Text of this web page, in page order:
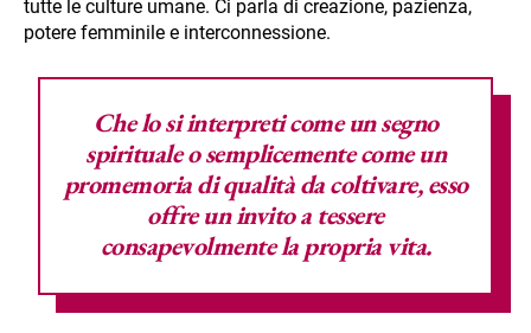
tutte le culture umane. Ci parla di creazione, pazienza,
potere femminile e interconnessione.
Che lo si interpreti come un segno
spirituale o semplicemente come un
promemoria di qualità da coltivare, esso
offre un invito a tessere
consapevolmente la propria vita.